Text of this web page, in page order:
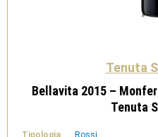
Tenuta
Bellavita 2015 –
Tenuta